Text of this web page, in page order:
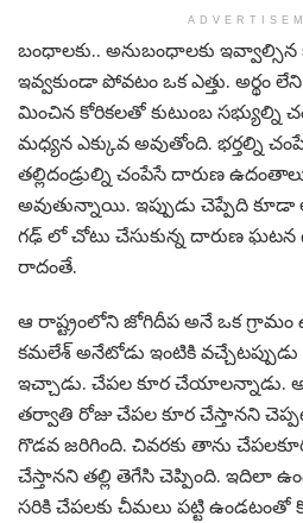
బంధాలకు.. అనుబంధాలకు
ఇవ్వకుండా పోవటం ఒక ఎత్తు. అర్థం
మించిన కోరికలతో కుటుంబ
మధ్యన ఎక్కువ అవుతోంది. భర్తల్ని
తల్లిదండ్రుల్ని చంపేసే దారుణ
అవుతున్నాయి. ఇప్పుడు చెప్పేది కూడా
గఢ్ లో చోటు చేసుకున్న దారుణ ఘటన
రాదంతే.
ఆ రాష్ట్రంలోని జోగిదీప అనే ఒక గ్రామం
కమలేశ్ అనేటోడు ఇంటికి వచ్చేటప్పుడు
ఇచ్చాడు. చేపల కూర చేయాలన్నాడు.
తర్వాతి రోజు చేపల కూర చేస్తానని
గొడవ జరిగింది. చివరకు తాను
చేస్తానని తల్లి తెగేసి చెప్పింది. ఇదిలా
సరికి చేపలకు చీమలు పట్టి ఉండటంతో